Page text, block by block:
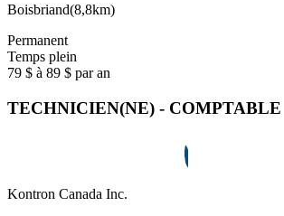
Boisbriand(8,8km)
Permanent
Temps plein
79 $ à 89 $ par an
TECHNICIEN(NE) - COMPTABLE
Kontron Canada Inc.